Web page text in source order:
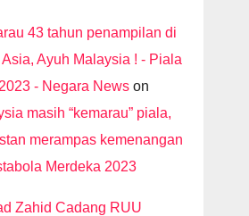
43 tahun penampilan di
Asia, Ayuh Malaysia ! - Piala
- Negara Newson
masih “kemarau” piala,
merampas kemenangan
Merdeka 2023
Zahid Cadang RUU